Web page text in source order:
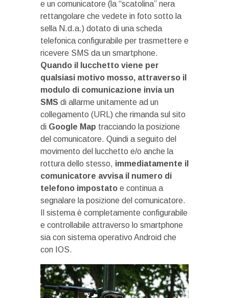
e un comunicatore (la “scatolina” nera
rettangolare che vedete in foto sotto la
sella N.d.a.) dotato di una scheda
telefonica configurabile per trasmettere e
ricevere SMS da un smartphone.
Quando il lucchetto viene per
qualsiasi motivo mosso, attraverso il
modulo di comunicazione invia un
SMS di allarme unitamente ad un
collegamento (URL) che rimanda sul sito
di Google Map tracciando la posizione
del comunicatore. Quindi a seguito del
movimento del lucchetto e/o anche la
rottura dello stesso, immediatamente il
comunicatore avvisa il numero di
telefono impostato e continua a
segnalare la posizione del comunicatore.
Il sistema è completamente configurabile
e controllabile attraverso lo smartphone
sia con sistema operativo Android che
con IOS.